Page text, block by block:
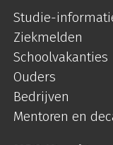
Studie-
Ziekmelden
Schoolvakanties
Ouders
Bedrijven
Mentoren en